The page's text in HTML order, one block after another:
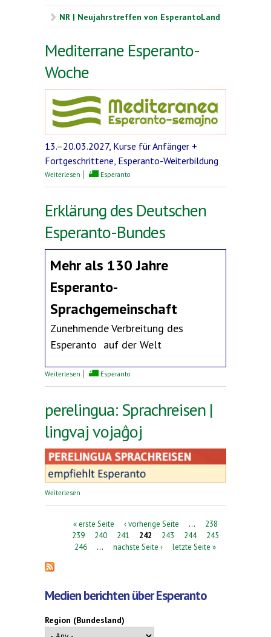
NR | Neujahrstreffen von EsperantoLand
Mediterrane Esperanto-
Woche
13.–20.03.2027, Kurse für Anfänger +
Fortgeschrittene, Esperanto-Weiterbildung
Weiterlesen über Mediterrane Esperanto-Woche
Esperanto
Erklärung des Deutschen
Esperanto-Bundes
Mehr als 130 Jahre
Esperanto-
Sprachgemeinschaft
Zunehmende Verbreitung des
Esperanto auf der Welt
Weiterlesen über Erklärung des Deutschen Esperanto-Bundes
Esperanto
perelingua: Sprachreisen |
lingvaj vojaĝoj
Weiterlesen
Seiten« erste Seite ‹ vorherige Seite …
238
239
240 241 242 243 244
245
246
… nächste Seite › letzte Seite »
Medien berichten über Esperanto
Region (Bundesland)